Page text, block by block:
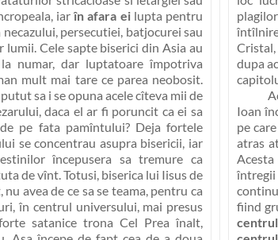
iar în afara ei lupta pentru
necazului, persecutiei, batjocurei sau
lumii. Cele sapte biserici din Asia au
numar, dar luptatoare împotriva
mult mai tare ce parea neobosit.
sa i se opuna acele cîteva mii de
daca el ar fi poruncit ca ei sa
pe fata pamîntului? Deja fortele
se concentrau asupra bisericii, iar
începusera sa tremure ca
de vînt. Totusi, biserica lui Iisus de
nu avea de ce sa se teama, pentru ca
în centrul universului, mai presus
satanice trona Cel Prea înalt,
dupa
Ioan
pe
atras
fiind